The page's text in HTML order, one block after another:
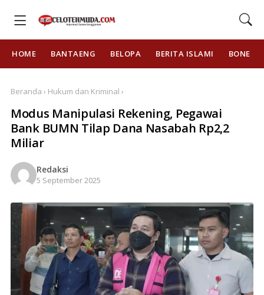
HOME BANTAENG BELOPA BERITA ISLAMI BONE
Beranda › Hukum dan Kriminal ›
Modus Manipulasi Rekening, Pegawai
Bank BUMN Tilap Dana Nasabah Rp2,2
Miliar
Redaksi
5 September 2025